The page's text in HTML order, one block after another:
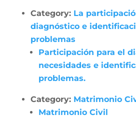
Category: La
diagnóstico e
problemas
Participación para el
necesidades e
problemas.
Category: Matrimonio
Matrimonio Civil